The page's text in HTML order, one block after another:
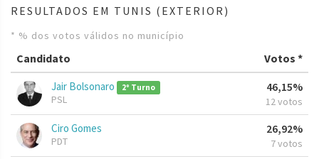
RESULTADOS EM TUNIS (EXTERIOR)
* % dos votos válidos no município
Candidato Votos *
Jair Bolsonaro 2º Turno
PSL
46,15%
12 votos
Ciro Gomes
PDT
26,92%
7 votos